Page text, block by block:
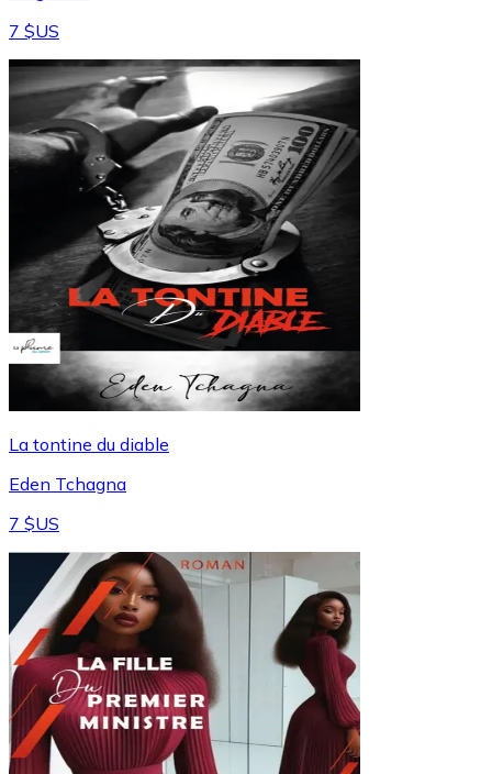
7 $US
La tontine du diable
Eden Tchagna
7 $US